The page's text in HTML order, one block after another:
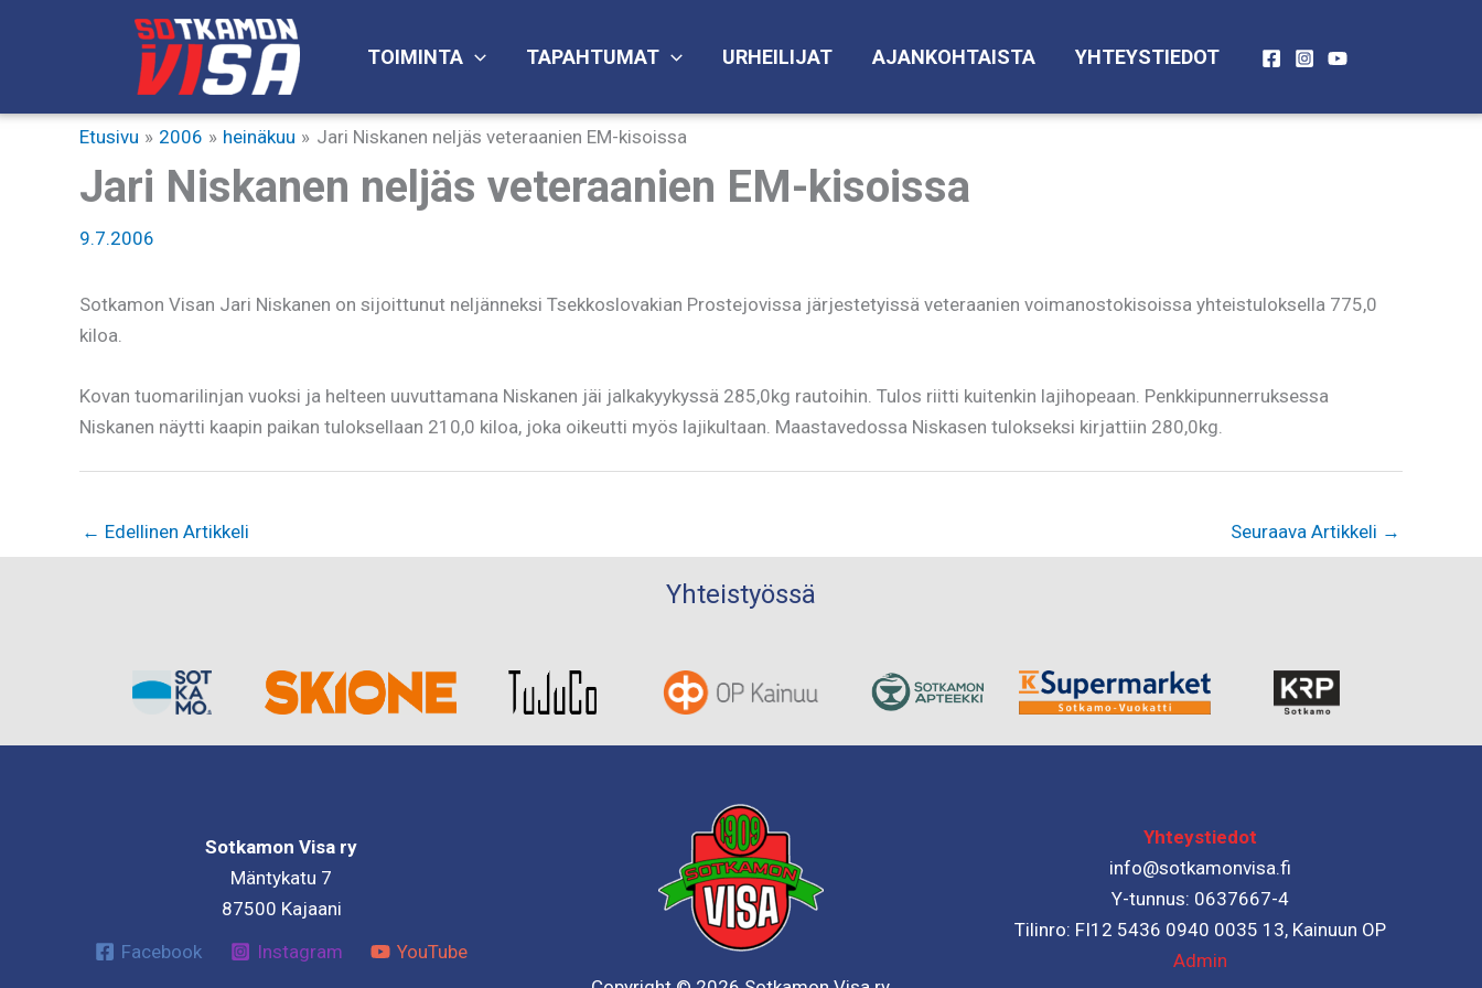
TOIMINTA TAPAHTUMAT URHEILIJAT AJANKOHTAISTA YHTEYSTIEDOT
Etusivu 2006 heinäkuu Jari Niskanen neljäs veteraanien EM-kisoissa
Jari Niskanen neljäs veteraanien EM-kisoissa
9.7.2006
Sotkamon Visan Jari Niskanen on sijoittunut neljänneksi Tsekkoslovakian Prostejovissa järjestetyissä veteraanien voimanostokisoissa yhteistuloksella 775,0
kiloa.
Kovan tuomarilinjan vuoksi ja helteen uuvuttamana Niskanen jäi jalkakyykyssä 285,0kg rautoihin. Tulos riitti kuitenkin lajihopeaan. Penkkipunnerruksessa
Niskanen näytti kaapin paikan tuloksellaan 210,0 kiloa, joka oikeutti myös lajikultaan. Maastavedossa Niskasen tulokseksi kirjattiin 280,0kg.
← Edellinen Artikkeli Seuraava Artikkeli →
Yhteistyössä
Sotkamon Visa ry
Mäntykatu 7
87500 Kajaani
Facebook
Instagram
YouTube
Yhteystiedot
info@sotkamonvisa.fi
Y-tunnus: 0637667-4
Tilinro: FI12 5436 0940 0035 13, Kainuun OP
Admin